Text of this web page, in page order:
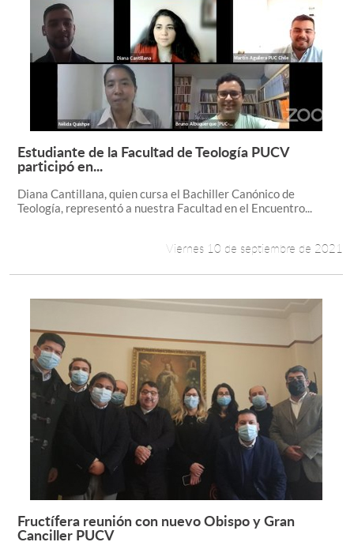
Leer más +
Estudiante de la Facultad de Teología PUCV
participó en...
Diana Cantillana, quien cursa el Bachiller Canónico de
Teología, representó a nuestra Facultad en el Encuentro...
Viernes 10 de septiembre de 2021
Leer más +
Fructífera reunión con nuevo Obispo y Gran
Canciller PUCV